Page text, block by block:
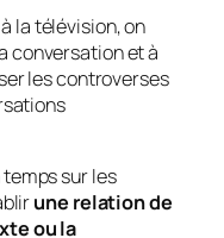
la télévision, on
conversation et à
les controverses
sur les
une relation de
ou la